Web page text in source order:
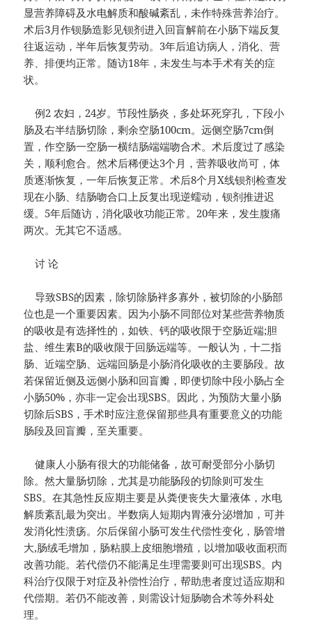
显营养障碍及水电解质和酸碱紊乱，未作特殊营养治疗。
术后3月作钡肠造影见钡剂进入回盲解前在小肠下端反复
往返运动，半年后恢复劳动。3年后追访病人，消化、营
养、排便均正常。随访18年，未发生与本手术有关的症
状。
例2 农妇，24岁。节段性肠炎，多处坏死穿孔，下段小
肠及右半结肠切除，剩余空肠100cm。远侧空肠7cm倒
置，作空肠一空肠一横结肠端端吻合术。术后度过了感染
关，顺利愈合。然术后稀便达3个月，营养吸收尚可，体
质逐渐恢复，一年后恢复正常。术后8个月X线钡剂检查发
现在小肠、结肠吻合口上反复出现逆蠕动，钡剂推进迟
缓。5年后随访，消化吸收功能正常。20年来，发生腹痛
两次。无其它不适感。
讨 论
导致SBS的因素，除切除肠袢多寡外，被切除的小肠部
位也是一个重要因素。因为小肠不同部位对某些营养物质
的吸收是有选择性的，如铁、钙的吸收限于空肠近端;胆
盐、维生素B的吸收限于回肠远端等。一般认为，十二指
肠、近端空肠、远端回肠是小肠消化吸收的主要肠段。故
若保留近侧及远侧小肠和回盲瓣，即便切除中段小肠占全
小肠50%，亦非一定会出现SBS。因此，为预防大量小肠
切除后SBS，手术时应注意保留那些具有重要意义的功能
肠段及回盲瓣，至关重要。
健康人小肠有很大的功能储备，故可耐受部分小肠切
除。然大量肠切除，尤其是功能肠段的切除则可发生
SBS。在其急性反应期主要是从粪便丧失大量液体，水电
解质紊乱最为突出。半数病人短期内胃液分泌增加，可并
发消化性溃疡。尔后保留小肠可发生代偿性变化，肠管增
大,肠绒毛增加，肠粘膜上皮细胞增殖，以增加吸收面积而
改善功能。若代偿仍不能满足生理需要则可出现SBS。内
科治疗仅限于对症及补偿性治疗，帮助患者度过适应期和
代偿期。若仍不能改善，则需设计短肠吻合术等外科处
理。